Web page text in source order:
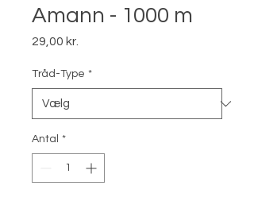
Amann - 1000 m
29,00 kr.
Tråd-Type *
Antal *